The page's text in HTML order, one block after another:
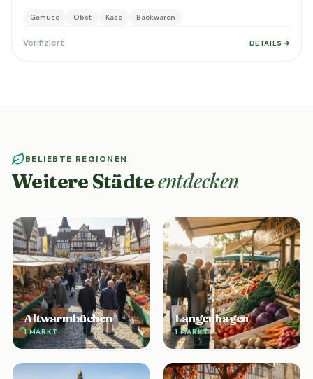
Gemüse Obst Käse Backwaren
Verifiziert DETAILS ➔
BELIEBTE REGIONEN
Weitere Städteentdecken
Altwarmbüchen
1 MARKT
Langenhagen
1 MARKT